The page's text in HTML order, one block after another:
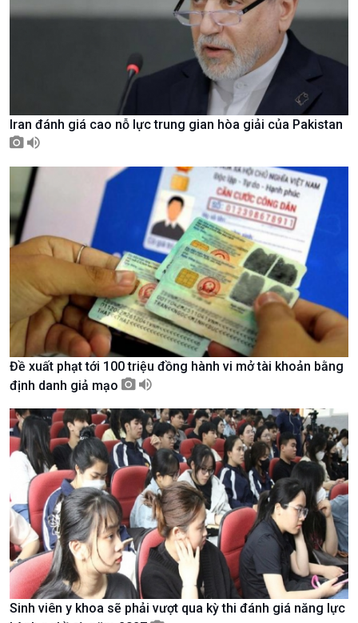
Nam
Xã hội
Tin Đời sống & Xã hội
360 độ Sức khỏe
Chuyển đổi Xanh
Tài nguyên và Môi trường
Chuyên gia của bạn
Xã hội chuyển động
Bước chân đến trường
Khoa học & Công nghệ
Tin Khoa học & Công nghệ
Kết nối công nghệ
Sống chung với biến đổi
Iran đánh giá cao nỗ lực trung gian hòa giải của Pakistan
Đề xuất phạt tới 100 triệu đồng hành vi mở tài khoản bằng
định danh giả mạo
Sinh viên y khoa sẽ phải vượt qua kỳ thi đánh giá năng lực